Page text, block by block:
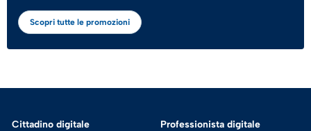
Scopri tutte le promozioni
Cittadino digitale Professionista digitale